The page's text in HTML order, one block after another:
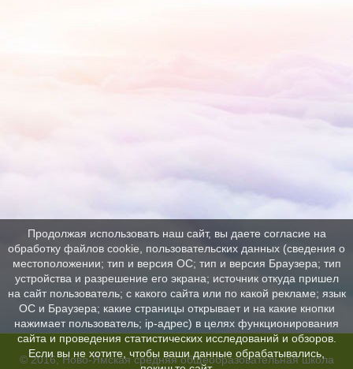
© 2016, Ново-Ямская средняя общеобразовательная школа
Продолжая использовать наш сайт, вы даете согласие на
обработку файлов cookie, пользовательских данных (сведения о
местоположении; тип и версия ОС; тип и версия Браузера; тип
устройства и разрешение его экрана; источник откуда пришел
на сайт пользователь; с какого сайта или по какой рекламе; язык
ОС и Браузера; какие страницы открывает и на какие кнопки
нажимает пользователь; ip-адрес) в целях функционирования
сайта и проведения статистических исследований и обзоров.
Если вы не хотите, чтобы ваши данные обрабатывались,